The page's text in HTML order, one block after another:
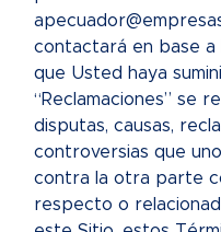
contactará en base
que Usted haya
“Reclamaciones” se
disputas, causas,
controversias que
contra la otra parte
respecto o